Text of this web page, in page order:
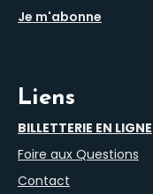
Je m'abonne
Liens
BILLETTERIE EN LIGNE
Foire aux Questions
Contact